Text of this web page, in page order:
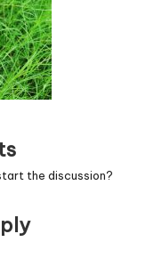
the discussion?